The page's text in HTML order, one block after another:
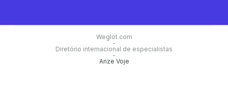
Weglot.com
-
Diretório internacional de especialistas
-
Anze Voje